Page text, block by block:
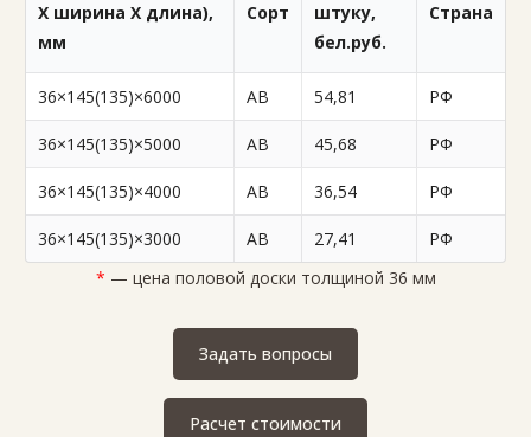
X ширина X длина),
мм
Сорт
штуку,
бел.руб.
Страна
36×145(135)×6000 AB 54,81 РФ
36×145(135)×5000 AB 45,68 РФ
36×145(135)×4000 AB 36,54 РФ
36×145(135)×3000 AB 27,41
РФ
* — цена половой доски толщиной 36 мм
Задать вопросы
Расчет стоимости